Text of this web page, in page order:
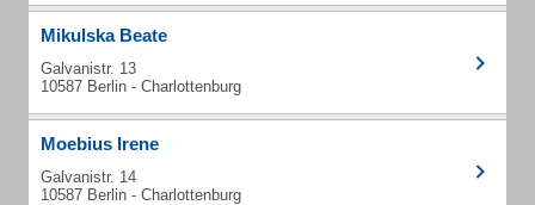
Mikulska Beate
Galvanistr. 13
10587 Berlin - Charlottenburg
Moebius Irene
Galvanistr. 14
10587 Berlin - Charlottenburg